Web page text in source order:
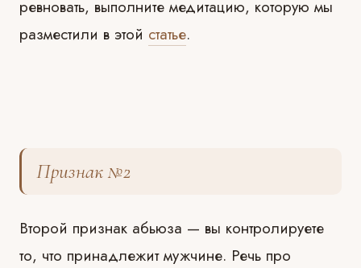
ревновать, выполните медитацию, которую мы
разместили в этой статье.
Признак №2
Второй признак абьюза — вы контролируете
то, что принадлежит мужчине. Речь про